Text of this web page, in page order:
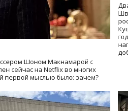
Шоном Макнамарой с
сейчас на Netflix во многих
первой мыслью было: зачем?